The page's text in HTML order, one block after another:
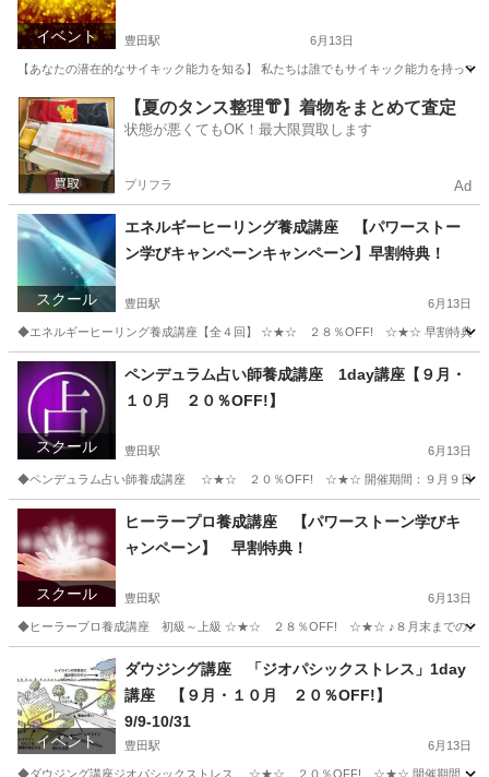
イベント 豊田駅 6月13日
【あなたの潜在的なサイキック能力を知る】 私たちは誰でもサイキック能力を持っ
東京 日野市 豊田駅 セミナー
【夏のタンス整理👘】着物をまとめて査定
状態が悪くてもOK！最大限買取します
プリフラ Ad
スクール
エネルギーヒーリング養成講座 【パワーストー
ン学びキャンペーンキャンペーン】早割特典！
豊田駅 6月13日
◆エネルギーヒーリング養成講座【全４回】 ☆★☆ ２８％OFF! ☆★☆ 早割特典：
東京 日野市 豊田駅 その他 チャクラ
スクール
ペンデュラム占い師養成講座 1day講座【９月・
１０月 ２０％OFF!】
豊田駅 6月13日
◆ペンデュラム占い師養成講座 ☆★☆ ２０％OFF! ☆★☆ 開催期間：９月９
東京 日野市 豊田駅 その他 ダウジング
スクール
ヒーラープロ養成講座 【パワーストーン学びキ
ャンペーン】 早割特典！
豊田駅 6月13日
◆ヒーラープロ養成講座 初級～上級 ☆★☆ ２８％OFF! ☆★☆ ♪８月末までのご予
日野市 豊田駅 その他 ヒーラー
イベント
ダウジング講座 「ジオパシックストレス」1day
講座 【９月・１０月 ２０％OFF!】
9/9-10/31
豊田駅 6月13日
◆ダウジング講座ジオパシックストレス ☆★☆ ２０％OFF! ☆★☆ 開催期間：